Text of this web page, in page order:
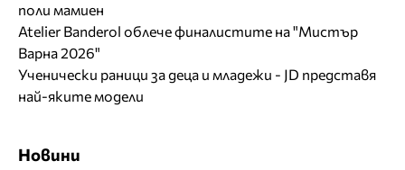
поли мамиен
Atelier Banderol облече финалистите на "Мистър
Варна 2026"
Ученически раници за деца и младежи - JD представя
най-яките модели
Новини